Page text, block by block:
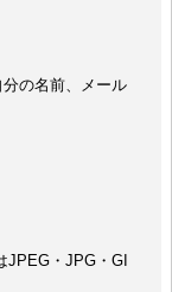
の名前、メール
JPEG・JPG・GI